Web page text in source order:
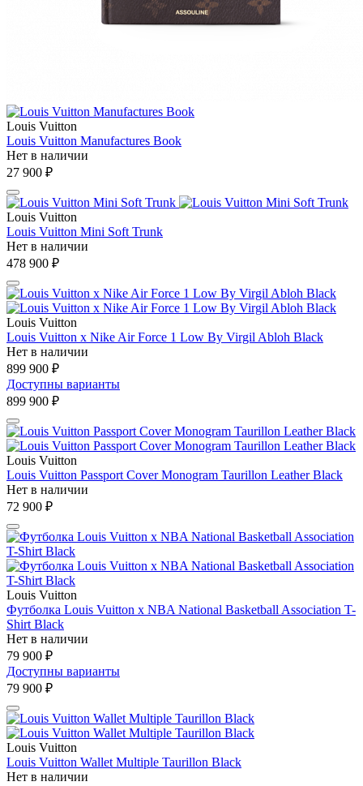
Louis Vuitton
Louis Vuitton Manufactures Book
Нет в наличии
27 900 ₽
Louis Vuitton
Louis Vuitton Mini Soft Trunk
Нет в наличии
478 900 ₽
Louis Vuitton
Louis Vuitton x Nike Air Force 1 Low By Virgil Abloh Black
Нет в наличии
899 900 ₽
Доступны варианты
899 900 ₽
Louis Vuitton
Louis Vuitton Passport Cover Monogram Taurillon Leather Black
Нет в наличии
72 900 ₽
Louis Vuitton
Футболка Louis Vuitton x NBA National Basketball Association T-
Shirt Black
Нет в наличии
79 900 ₽
Доступны варианты
79 900 ₽
Louis Vuitton
Louis Vuitton Wallet Multiple Taurillon Black
Нет в наличии